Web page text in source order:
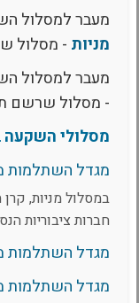
מעבר למסלול
מניות - מסלול
מעבר למסלול
- מסלול שרשם
מסלולי
מגדל השתלמות
במסלול מניות,
חברות ציבוריות
מגדל השתלמות
מגדל השתלמות